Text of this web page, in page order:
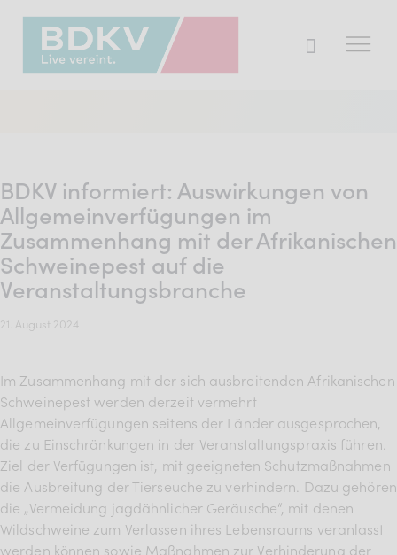
BDKV informiert: Auswirkungen von
Allgemeinverfügungen im
Zusammenhang mit der Afrikanischen
Schweinepest auf die
Veranstaltungsbranche
21. August 2024
Im Zusammenhang mit der sich ausbreitenden Afrikanischen
Schweinepest werden derzeit vermehrt
Allgemeinverfügungen seitens der Länder ausgesprochen,
die zu Einschränkungen in der Veranstaltungspraxis führen.
Ziel der Verfügungen ist, mit geeigneten Schutzmaßnahmen
die Ausbreitung der Tierseuche zu verhindern. Dazu gehören
die „Vermeidung jagdähnlicher Geräusche“, mit denen
Wildschweine zum Verlassen ihres Lebensraums veranlasst
werden können sowie Maßnahmen zur Verhinderung der
Presse
Services
Mitglied werden
Verband
BDKV Academy
Juristische Beratung und
Services
Geldwerte Vorteile und
Rabatte